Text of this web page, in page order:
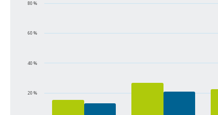
20 %
40 %
60 %
80 %